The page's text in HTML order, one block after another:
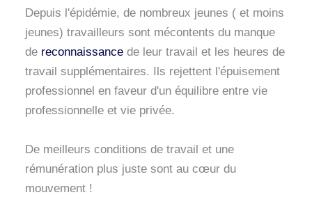
Depuis l'épidémie, de nombreux jeunes ( et moins
jeunes) travailleurs sont mécontents du manque
de reconnaissance de leur travail et les heures de
travail supplémentaires. Ils rejettent l'épuisement
professionnel en faveur d'un équilibre entre vie
professionnelle et vie privée.
De meilleurs conditions de travail et une
rémunération plus juste sont au cœur du
mouvement !